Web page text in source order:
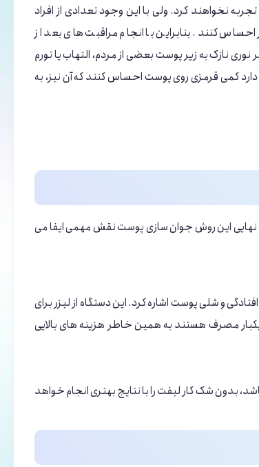
نخواهند کرد. ولی با این وجود تعدادی از افراد
کنند. بنابراین با انجام مراقبت های بعد از
نازک به زیر پوست بعضی از مردم، التهاب یا تورم
کمی قرمزی روی پوست احساس کنند که آن نیز، به
نهایی این روش جوان ‌سازی پوست نقش مهمی ایفا می
و شلی پوست اشاره کرد. این دستگاه از لیزر برای
مصرف هستند به همین خاطر هزینه ‌های بالایی
بدون شک کار لیفت را با نتایج بهتری انجام خواهد